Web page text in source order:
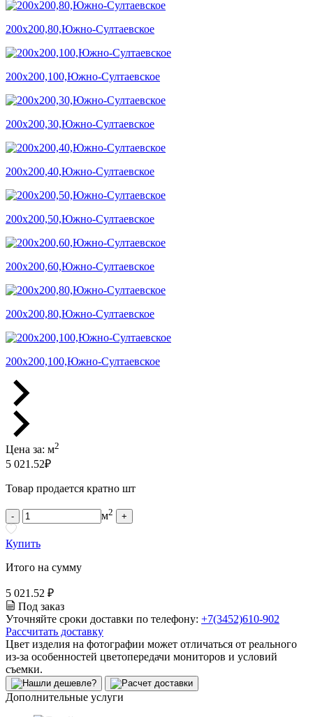
200х200,80,Южно-Султаевское
200х200,100,Южно-Султаевское
200х200,30,Южно-Султаевское
200х200,40,Южно-Султаевское
200х200,50,Южно-Султаевское
200х200,60,Южно-Султаевское
200х200,80,Южно-Султаевское
200х200,100,Южно-Султаевское
Цена за: м2
5 021.52₽
Товар продается кратно шт
- м2 +
Купить
Итого на сумму
5 021.52 ₽
Под заказ
Уточняйте сроки доставки по телефону: +7(3452)610-902
Рассчитать доставку
Цвет изделия на фотографии может отличаться от реального
из-за особенностей цветопередачи мониторов и условий
съемки.
Дополнительные услуги